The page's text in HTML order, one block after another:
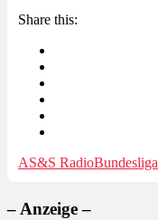
Share this:
AS&S RadioBundesliga
– Anzeige –